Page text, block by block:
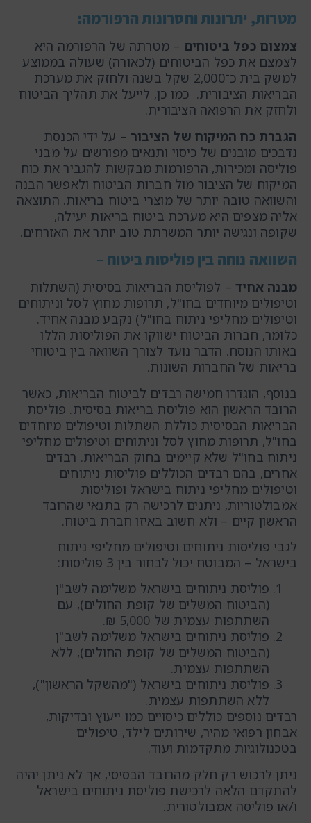
מטרות, יתרונות וחסרונות הרפורמה:
צמצום כפל ביטוחים – מטרתה של הרפורמה היא
לצמצם את כפל הביטוחים (לכאורה) שעולה בממוצע
למשק בית כ־2,000 שקל בשנה ולחזק את מערכת
הבריאות הציבורית. כמו כן, לייעל את תהליך הביטוח
ולחזק את הרפואה הציבורית.
הגברת כח המיקוח של הציבור – על ידי הכנסת
נדבכים מובנים של כיסוי ותנאים מפורשים על מבני
פוליסה ומכירות, הרפורמות מבקשות להגביר את כוח
המיקוח של הציבור מול חברות הביטוח ולאפשר הבנה
והשוואה טובה יותר של מוצרי ביטוח בריאות. התוצאה
אליה מצפים היא מערכת ביטוח בריאות יעילה,
שקופה ונגישה יותר המשרתת טוב יותר את האזרחים.
השוואה נוחה בין פוליסות ביטוח –
מבנה אחיד– לפוליסת הבריאות בסיסית (השתלות
וטיפולים מיוחדים בחו"ל, תרופות מחוץ לסל וניתוחים
וטיפולים מחליפי ניתוח בחו"ל) נקבע מבנה אחיד.
כלומר, חברות הביטוח ישווקו את הפוליסות הללו
באותו הנוסח. הדבר נועד לצורך השוואה בין ביטוחי
בריאות של החברות השונות.
בנוסף, הוגדרו חמישה רבדים לביטוח הבריאות, כאשר
הרובד הראשון הוא פוליסת בריאות בסיסית. פוליסת
הבריאות הבסיסית כוללת השתלות וטיפולים מיוחדים
בחו"ל, תרופות מחוץ לסל וניתוחים וטיפולים מחליפי
ניתוח בחו"ל שלא קיימים בחוק הבריאות. רבדים
אחרים, בהם רבדים הכוללים פוליסות ניתוחים
וטיפולים מחליפי ניתוח בישראל ופוליסות
אמבולטוריות, ניתנים לרכישה רק בתנאי שהרובד
הראשון קיים – ולא חשוב באיזו חברת ביטוח.
לגבי פוליסות ניתוחים וטיפולים מחליפי ניתוח
בישראל – המבוטח יכול לבחור בין 3 פוליסות:
פוליסת ניתוחים בישראל משלימה לשב"ן
(הביטוח המשלים של קופת החולים), עם
השתתפות עצמית של 5,000 ₪.
פוליסת ניתוחים בישראל משלימה לשב"ן
(הביטוח המשלים של קופת החולים), ללא
השתתפות עצמית.
פוליסת ניתוחים בישראל ("מהשקל הראשון"),
ללא השתתפות עצמית.
רבדים נוספים כוללים כיסויים כמו ייעוץ ובדיקות,
אבחון רפואי מהיר, שירותים לילד, טיפולים
בטכנולוגיות מתקדמות ועוד.
ניתן לרכוש רק חלק מהרובד הבסיסי, אך לא ניתן יהיה
להתקדם הלאה לרכישת פוליסת ניתוחים בישראל
ו/או פוליסה אמבולטורית.